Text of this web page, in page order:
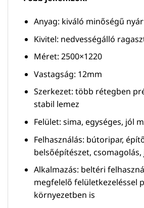
Anyag: kiváló minőségű
Kivitel: nedvességálló
Méret: 2500×1220
Vastagság: 12mm
Szerkezet: több rétegben
stabil lemez
Felület: sima, egységes, jól
Felhasználás: bútoripar,
belsőépítészet,
Alkalmazás: beltéri
megfelelő felületkezeléssel
környezetben is